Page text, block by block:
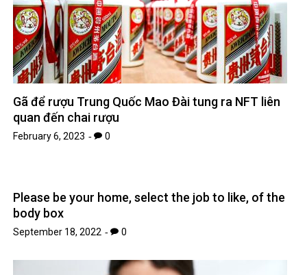
Gã để rượu Trung Quốc Mao Đài tung ra NFT liên
quan đến chai rượu
February 6, 2023 0
Please be your home, select the job to like, of the
body box
September 18, 2022 0